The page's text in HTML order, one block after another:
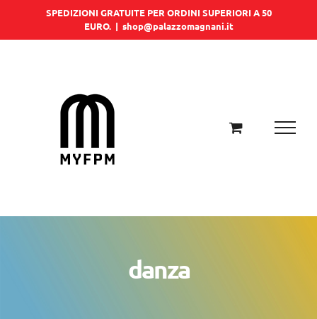
SPEDIZIONI GRATUITE PER ORDINI SUPERIORI A 50
EURO. | shop@palazzomagnani.it
danza